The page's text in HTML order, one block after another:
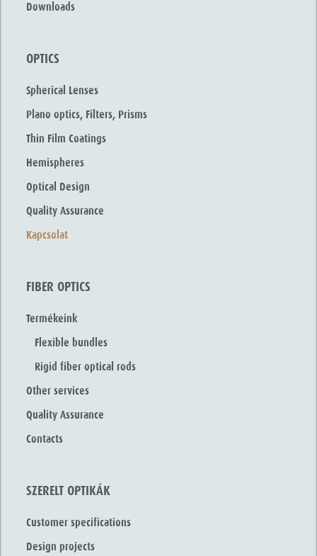
Downloads
OPTICS
Spherical Lenses
Plano optics, Filters, Prisms
Thin Film Coatings
Hemispheres
Optical Design
Quality Assurance
Kapcsolat
FIBER OPTICS
Termékeink
Flexible bundles
Rigid fiber optical rods
Other services
Quality Assurance
Contacts
SZERELT OPTIKÁK
Customer specifications
Design projects